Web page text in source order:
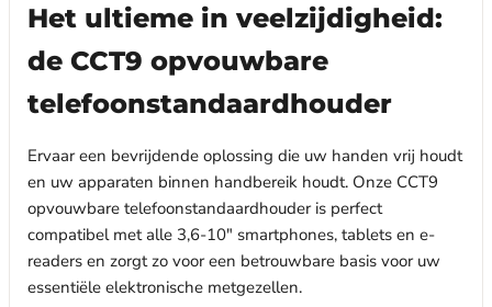
Het ultieme in veelzijdigheid:
de CCT9 opvouwbare
telefoonstandaardhouder
Ervaar een bevrijdende oplossing die uw handen vrij houdt
en uw apparaten binnen handbereik houdt. Onze CCT9
opvouwbare telefoonstandaardhouder is perfect
compatibel met alle 3,6-10" smartphones, tablets en e-
readers en zorgt zo voor een betrouwbare basis voor uw
essentiële elektronische metgezellen.